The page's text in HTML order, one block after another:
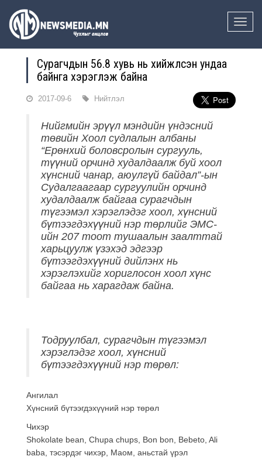
Toggle
Сурагчдын 56.8 хувь нь хийжүүлсэн ундаа
байнга хэрэглэж байна
2017-09-6 Нийтлэл
Нийгмийн эрүүл мэндийн үндэсний
төвийн Хоол судлалын албаны
“Ерөнхий боловсролын сургууль,
түүний орчинд худалдаалж буй хоол
хүнсний чанар, аюулгүй байдал”-ын
Судалгаагаар сургуулийн орчинд
худалдаалж байгаа сурагчдын
түгээмэл хэрэглэдэг хоол, хүнсний
бүтээгдэхүүний нэр төрлийг ЭМС-
ийн 207 тоот тушаалын заалттай
харьцуулж үзэхэд эдгээр
бүтээгдэхүүний дийлэнх нь
хэрэглэхийг хориглосон хоол хүнс
байгаа нь харагдаж байна.
Тодруулбал, сурагчдын түгээмэл
хэрэглэдэг хоол, хүнсний
бүтээгдэхүүний нэр төрөл:
Ангилал
Хүнсний бүтээгдэхүүний нэр төрөл
Чихэр
Shokolatе bean, Chupa chups, Bon bon, Bebeto, Ali
baba, тэсэрдэг чихэр, Mаом, аньстай үрэл